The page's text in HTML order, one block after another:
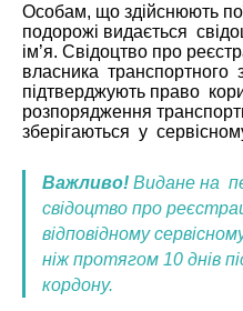
Особам, що здійснюють
подорожі видається
ім’я. Свідоцтво про
власника транспортного
підтверджують право
розпорядження
зберігаються у
Важливо! Видане на
свідоцтво про
відповідному
ніж протягом 10 днів
кордону.